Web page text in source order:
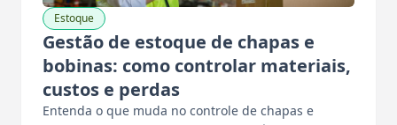
Estoque
Gestão de estoque de chapas e
bobinas: como controlar materiais,
custos e perdas
Entenda o que muda no controle de chapas e